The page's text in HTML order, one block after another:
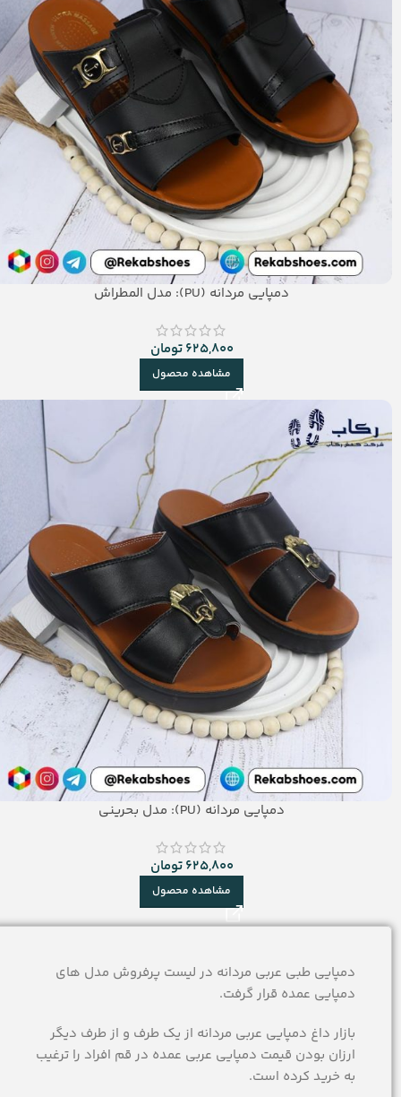
دمپایی مردانه (PU): مدل المطراش
625,800تومان
مشاهده محصول
دمپایی مردانه (PU): مدل بحرینی
625,800تومان
مشاهده محصول
دمپایی طبی عربی مردانه در لیست پرفروش مدل های
دمپایی عمده قرار گرفت.
بازار داغ دمپایی عربی مردانه از یک طرف و از طرف دیگر
ارزان بودن قیمت دمپایی عربی عمده در قم افراد را ترغیب
به خرید کرده است.